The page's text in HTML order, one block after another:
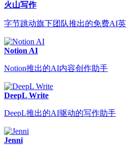
火山写作
字节跳动旗下团队推出的免费AI
Notion AI
Notion推出的AI内容创作助手
DeepL Write
DeepL推出的AI驱动的写作助手
Jenni